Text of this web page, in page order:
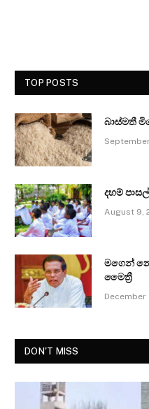
TOP POSTS
බාස්මතී
දහම්
August 9,
මගෙන්
මෛත්‍රී
December
DON'T MISS